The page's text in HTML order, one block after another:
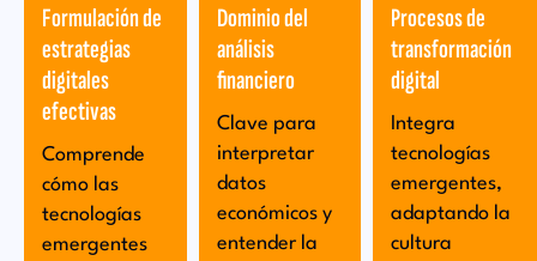
Formulación de
estrategias
digitales
efectivas
Comprende
cómo las
tecnologías
emergentes
Dominio del
análisis
financiero
Clave para
interpretar
datos
económicos y
entender la
Procesos de
transformación
digital
Integra
tecnologías
emergentes,
adaptando la
cultura